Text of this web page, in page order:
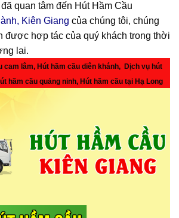
quan tâm đến Hút Hầm Cầu
, Kiên Giang của chúng tôi, chúng
được hợp tác của quý khách trong thời
lai.
cam lâm, Hút hầm cầu diên khánh, Dịch vụ hút
hầm cầu quảng ninh, Hút hầm cầu tại Hạ Long